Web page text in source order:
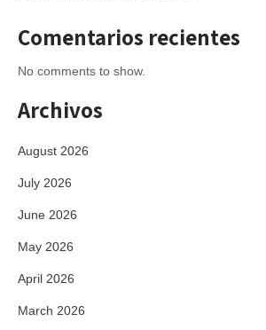
Comentarios recientes
No comments to show.
Archivos
August 2026
July 2026
June 2026
May 2026
April 2026
March 2026